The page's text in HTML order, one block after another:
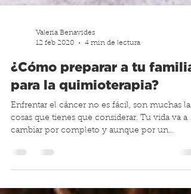
Valeria Benavides
12 feb 2020
4 min de lectura
¿Cómo preparar a tu familia
para la quimioterapia?
cosas que tienes que considerar. Tu vida va a
cambiar por completo y aunque por un...